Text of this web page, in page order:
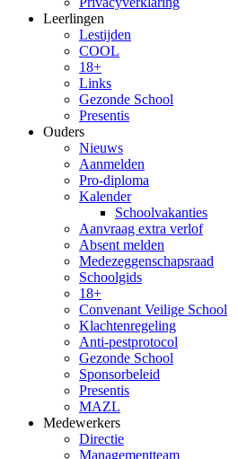
Leerlingen
Lestijden
COOL
18+
Links
Gezonde School
Presentis
Ouders
Nieuws
Aanmelden
Pro-diploma
Kalender
Schoolvakanties
Aanvraag extra verlof
Absent melden
Medezeggenschapsraad
Schoolgids
18+
Convenant Veilige School
Klachtenregeling
Anti-pestprotocol
Gezonde School
Sponsorbeleid
Presentis
MAZL
Medewerkers
Directie
Managementteam